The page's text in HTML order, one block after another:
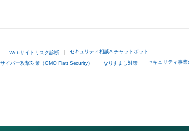
Webサイトリスク診断 セキュリティ相談AIチャットボット
サイバー攻撃対策（GMO Flatt Security） なりすまし対策 セキュリティ事業